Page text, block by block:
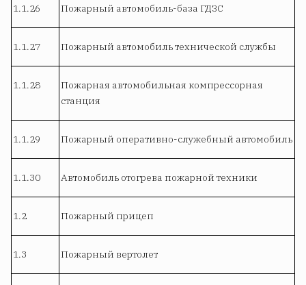
1.1.26 Пожарный автомобиль-база ГДЗС
1.1.27 Пожарный автомобиль технической службы
1.1.28
Пожарная автомобильная компрессорная
станция
1.1.29 Пожарный оперативно-служебный автомобиль
1.1.30 Автомобиль отогрева пожарной техники
1.2 Пожарный прицеп
1.3 Пожарный вертолет